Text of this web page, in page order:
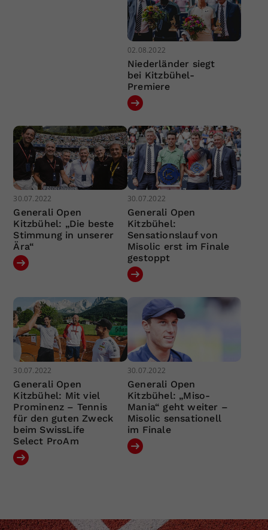
02.08.2022
Niederländer siegt
bei Kitzbühel-
Premiere
30.07.2022
Generali Open
Kitzbühel: „Die beste
Stimmung in unserer
Ära“
30.07.2022
Generali Open
Kitzbühel:
Sensationslauf von
Misolic erst im Finale
gestoppt
30.07.2022
Generali Open
Kitzbühel: Mit viel
Prominenz – Tennis
für den guten Zweck
beim SwissLife
Select ProAm
30.07.2022
Generali Open
Kitzbühel: „Miso-
Mania“ geht weiter –
Misolic sensationell
im Finale